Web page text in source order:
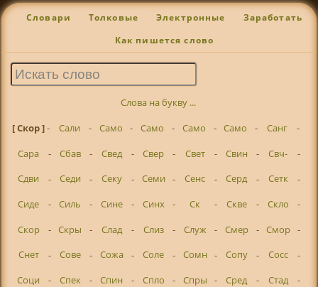
Словари Толковые Электронные Заработать
Как пишется слово
Слова на букву ...
[ Скор ]- Сали - Само - Само - Само - Само - Санг
-
Сара
- Сбав - Свед - Свер - Свет - Свин - Свч-
-
Сдви
- Седи - Секу - Семи - Сенс - Серд - Сетк
-
Сиде
- Силь - Сине - Синх - Ск - Скве - Скло
-
Скор
- Скры - Слад - Слиз - Служ - Смер - Смор -
Снет
- Сове - Сожа - Соле - Сомн - Сопу - Сосс
-
Соци
- Спек - Спин - Спло - Спры - Сред - Стад
-